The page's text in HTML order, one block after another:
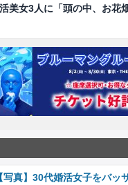
活美女3人に「頭の中、お花
写真】30代婚活女子をバ